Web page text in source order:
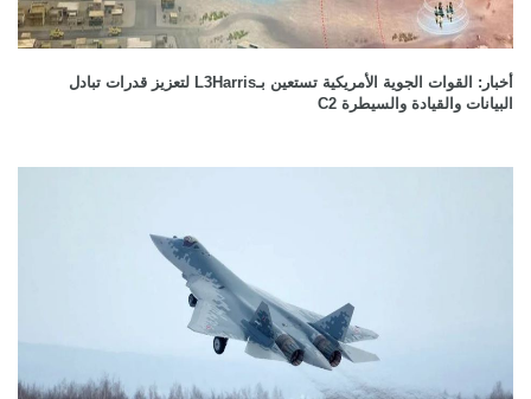
أخبار: القوات الجوية الأمريكية تستعين بـL3Harris لتعزيز قدرات تبادل
البيانات والقيادة والسيطرة C2